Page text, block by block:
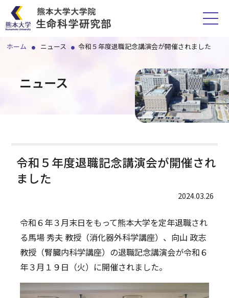
ホーム ニュース 令和５年度退職記念講演会が開催されました
ニュース
令和５年度退職記念講演会が開催され
ました
2024.03.26
令和６年３月末日をもって熊本大学を定年退職され
る馬場 秀夫 教授（消化器外科学講座）、向山 政志
教授（腎臓内科学講座）の退職記念講演会が令和６
年３月１９日（火）に開催されました。
研究部紹介
附属施設
各種手続 アクセス
ニュース 教職員募集